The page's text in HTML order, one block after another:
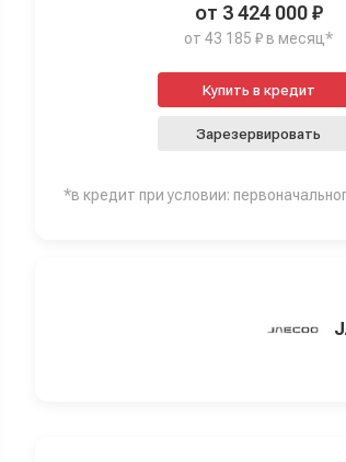
от 3 424 000 ₽
от 43 185 ₽ в месяц*
Купить в кредит
Зарезервировать
*в кредит при условии: